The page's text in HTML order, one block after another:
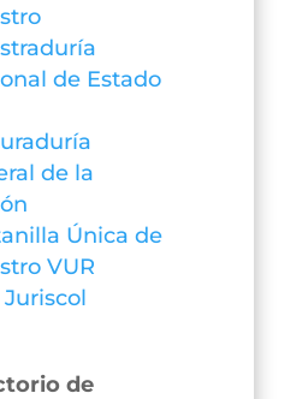
de Estado
de la
Única de
VUR
Juriscol
de